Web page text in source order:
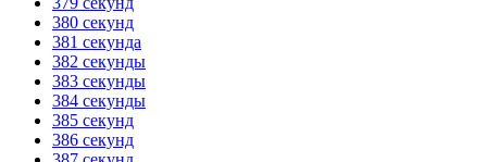
380 секунд
381 секунда
382 секунды
383 секунды
384 секунды
385 секунд
386 секунд